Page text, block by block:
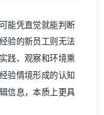
能凭直觉就能判断
验的新员工则无法
践、观察和环境熏
验情境形成的认知
信息，本质上更具